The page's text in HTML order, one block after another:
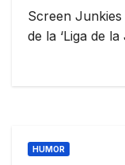
Screen
de la ‘Liga de la
HUMOR